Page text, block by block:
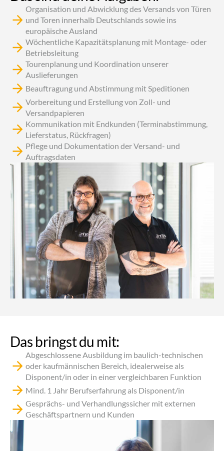
Organisation und Abwicklung des Versands von Türen
und Toren innerhalb Deutschlands sowie ins
europäische Ausland
Wöchentliche Kapazitätsplanung mit Montage- oder
Betriebsleitung
Tourenplanung und Koordination unserer
Auslieferungen
Beauftragung und Abstimmung mit Speditionen
Vorbereitung und Erstellung von Zoll- und
Versandpapieren
Kommunikation mit Endkunden (Terminabstimmung,
Lieferstatus, Rückfragen)
Pflege und Dokumentation der Versand- und
Auftragsdaten
Das bringstdu mit:
Abgeschlossene Ausbildung im baulich-technischen
oder kaufmännischen Bereich, idealerweise als
Disponent/in oder in einer vergleichbaren Funktion
Mind. 1 Jahr Berufserfahrung als Disponent/in
Gesprächs- und Verhandlungssicher mit externen
Geschäftspartnern und Kunden